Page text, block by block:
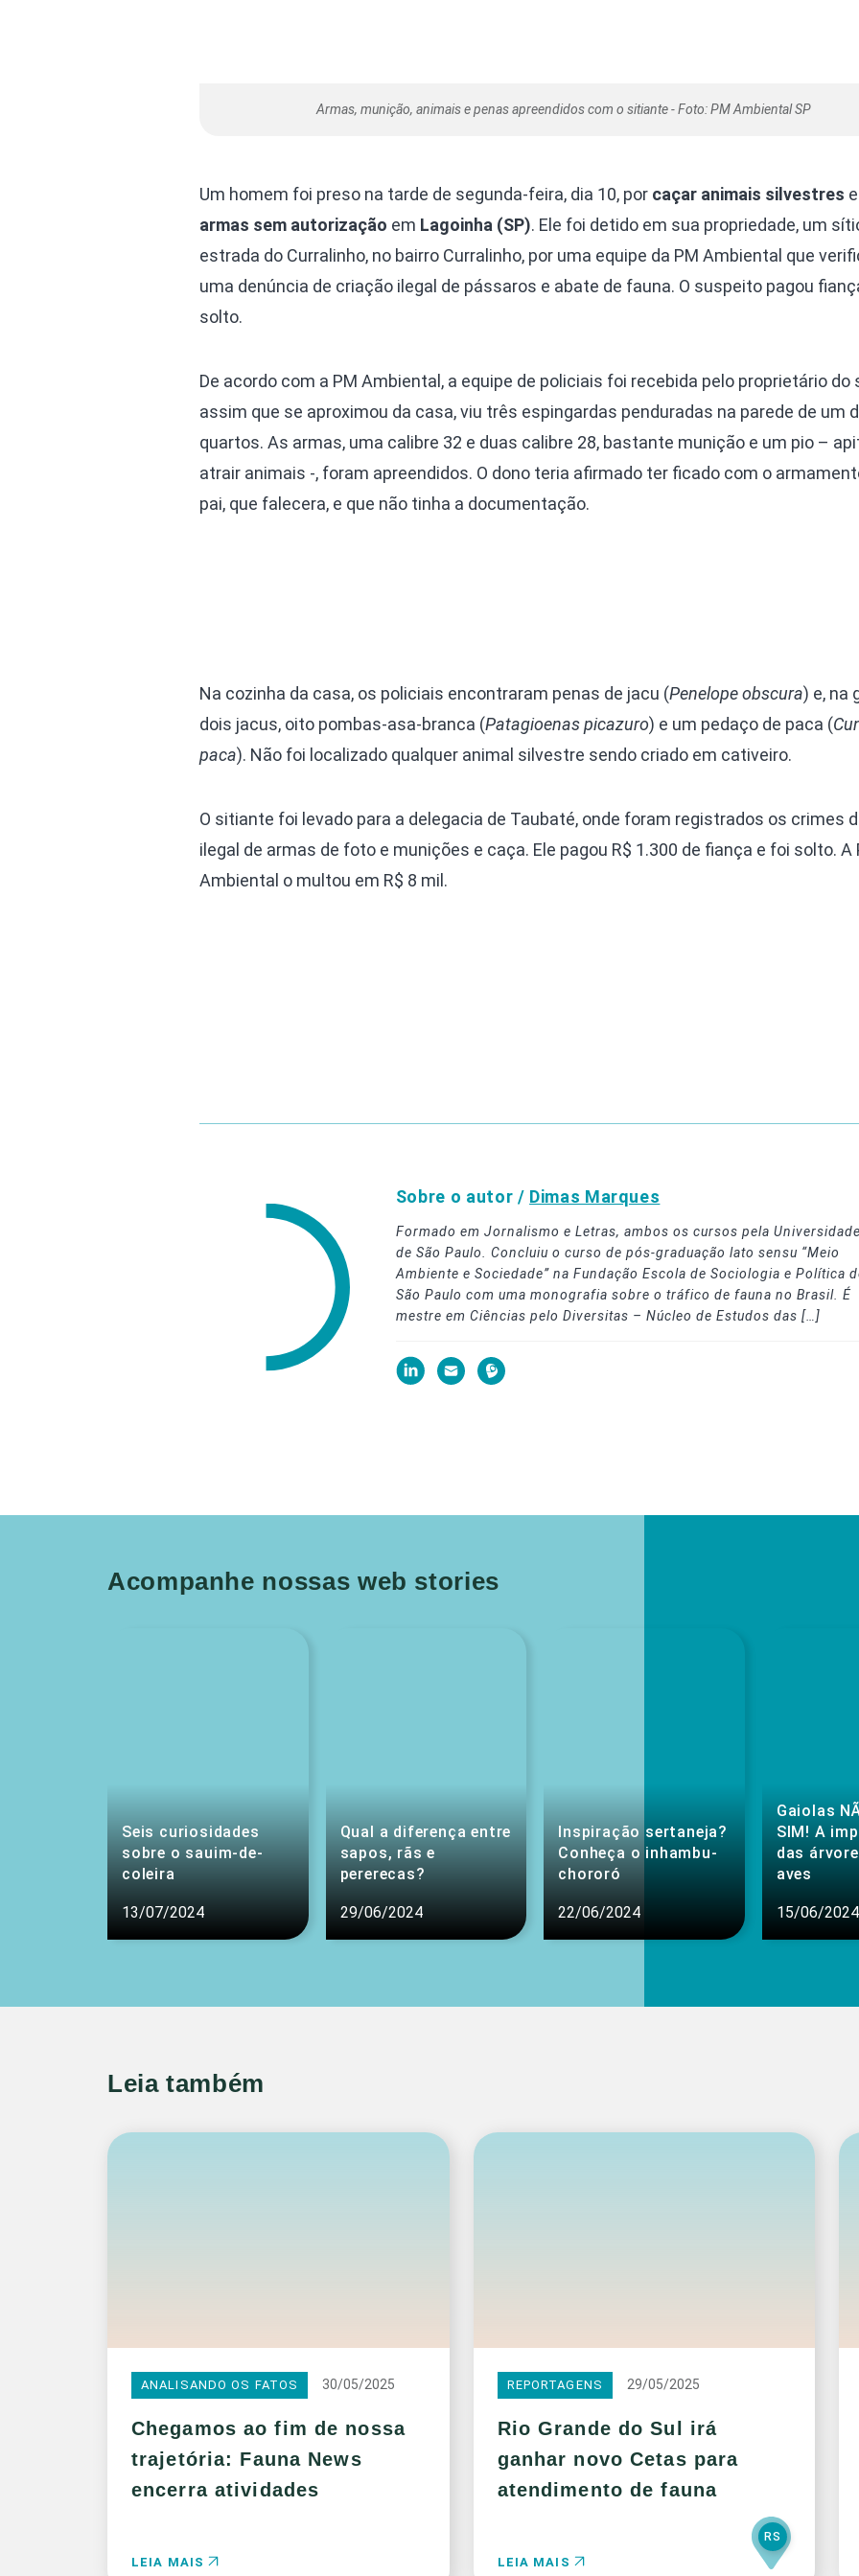
Armas, munição, animais e penas apreendidos com o sitiante - Foto: PM Ambiental SP
Um homem foi preso na tarde de segunda-feira, dia 10, por caçar animais silvestres
armas sem autorização em Lagoinha (SP). Ele foi detido em sua propriedade, um
estrada do Curralinho, no bairro Curralinho, por uma equipe da PM Ambiental que
uma denúncia de criação ilegal de pássaros e abate de fauna. O suspeito pagou
solto.
De acordo com a PM Ambiental, a equipe de policiais foi recebida pelo proprietário do
assim que se aproximou da casa, viu três espingardas penduradas na parede de um
quartos. As armas, uma calibre 32 e duas calibre 28, bastante munição e um pio –
atrair animais -, foram apreendidos. O dono teria afirmado ter ficado com o
pai, que falecera, e que não tinha a documentação.
Na cozinha da casa, os policiais encontraram penas de jacu (Penelope obscura) e, na
dois jacus, oito pombas-asa-branca (Patagioenas picazuro) e um pedaço de paca (
paca). Não foi localizado qualquer animal silvestre sendo criado em cativeiro.
O sitiante foi levado para a delegacia de Taubaté, onde foram registrados os crimes
ilegal de armas de foto e munições e caça. Ele pagou R$ 1.300 de fiança e foi solto. A
Ambiental o multou em R$ 8 mil.
Sobre o autor / Dimas Marques
Formado em Jornalismo e Letras, ambos os cursos pela
de São Paulo. Concluiu o curso de pós-graduação lato sensu “Meio
Ambiente e Sociedade” na Fundação Escola de Sociologia e Política
São Paulo com uma monografia sobre o tráfico de fauna no Brasil. É
mestre em Ciências pelo Diversitas – Núcleo de Estudos das […]
Acompanhe nossas web stories
Seis curiosidades
sobre o sauim-de-
coleira
13/07/2024
Qual a diferença entre
sapos, rãs e
pererecas?
29/06/2024
Inspiração sertaneja?
Conheça o inhambu-
chororó
22/06/2024
Gaiolas
SIM! A
das
aves
15/06/2024
Leia também
ANALISANDO OS FATOS 30/05/2025
Chegamos ao fim de nossa
trajetória: Fauna News
encerra atividades
LEIA MAIS
REPORTAGENS 29/05/2025
Rio Grande do Sul irá
ganhar novo Cetas para
atendimento de fauna
LEIA MAIS
RS